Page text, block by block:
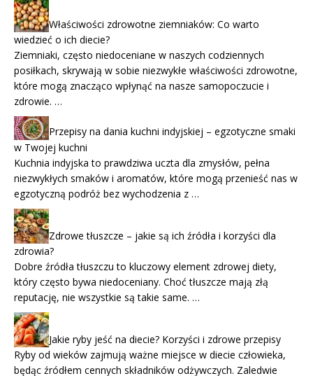
Właściwości zdrowotne ziemniaków: Co warto
wiedzieć o ich diecie?
Ziemniaki, często niedoceniane w naszych codziennych
posiłkach, skrywają w sobie niezwykłe właściwości zdrowotne,
które mogą znacząco wpłynąć na nasze samopoczucie i
zdrowie. …
Przepisy na dania kuchni indyjskiej – egzotyczne smaki
w Twojej kuchni
Kuchnia indyjska to prawdziwa uczta dla zmysłów, pełna
niezwykłych smaków i aromatów, które mogą przenieść nas w
egzotyczną podróż bez wychodzenia z …
Zdrowe tłuszcze – jakie są ich źródła i korzyści dla
zdrowia?
Dobre źródła tłuszczu to kluczowy element zdrowej diety,
który często bywa niedoceniany. Choć tłuszcze mają złą
reputację, nie wszystkie są takie same. …
Jakie ryby jeść na diecie? Korzyści i zdrowe przepisy
Ryby od wieków zajmują ważne miejsce w diecie człowieka,
będąc źródłem cennych składników odżywczych. Zaledwie